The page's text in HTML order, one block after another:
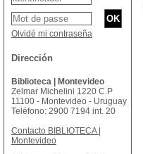
Olvidé mi contraseña
Dirección
Biblioteca | Montevideo
Zelmar Michelini 1220 C.P
11100 - Montevideo - Uruguay
Teléfono: 2900 7194 int. 20
Contacto BIBLIOTECA |
Montevideo